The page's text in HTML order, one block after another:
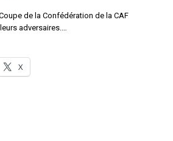
de la Confédération de la CAF
adversaires.…
X